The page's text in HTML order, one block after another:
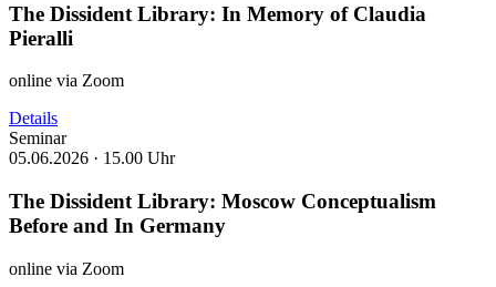
The Dissident Library: In Memory of Claudia
Pieralli
online via Zoom
Details
Seminar
05.06.2026 · 15.00 Uhr
The Dissident Library: Moscow Conceptualism
Before and In Germany
online via Zoom